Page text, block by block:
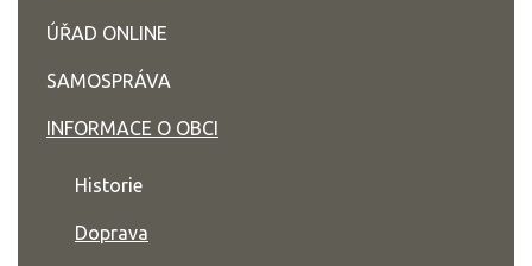
ÚŘAD ONLINE
SAMOSPRÁVA
INFORMACE O OBCI
Historie
Doprava